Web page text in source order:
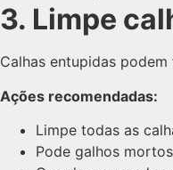
3. Limpe
Calhas entupidas
Ações recomendadas:
Limpe todas as
Pode galhos